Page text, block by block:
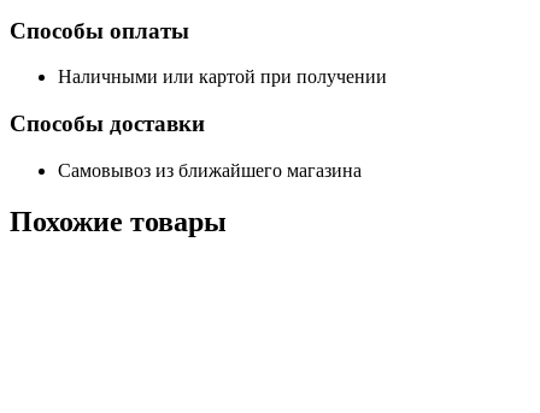
Способы оплаты
Наличными или картой при получении
Способы доставки
Самовывоз из ближайшего магазина
Похожие товары